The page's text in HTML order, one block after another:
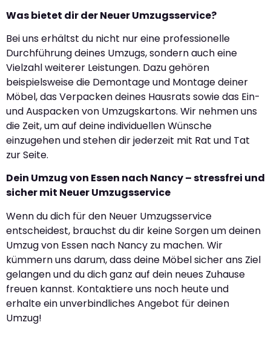
Was bietet dir der Neuer Umzugsservice?
Bei uns erhältst du nicht nur eine professionelle
Durchführung deines Umzugs, sondern auch eine
Vielzahl weiterer Leistungen. Dazu gehören
beispielsweise die Demontage und Montage deiner
Möbel, das Verpacken deines Hausrats sowie das Ein-
und Auspacken von Umzugskartons. Wir nehmen uns
die Zeit, um auf deine individuellen Wünsche
einzugehen und stehen dir jederzeit mit Rat und Tat
zur Seite.
Dein Umzug von Essen nach Nancy – stressfrei und
sicher mit Neuer Umzugsservice
Wenn du dich für den Neuer Umzugsservice
entscheidest, brauchst du dir keine Sorgen um deinen
Umzug von Essen nach Nancy zu machen. Wir
kümmern uns darum, dass deine Möbel sicher ans Ziel
gelangen und du dich ganz auf dein neues Zuhause
freuen kannst. Kontaktiere uns noch heute und
erhalte ein unverbindliches Angebot für deinen
Umzug!